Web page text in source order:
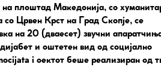
на плоштад Македонија, со
со Црвен Крст на Град Скопје, се
на 20 (дваесет) звучни
и оштетен вид од социјално
i оектот беше реализиран од